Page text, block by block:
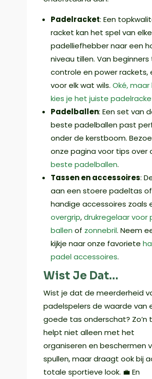
Padelracket: Een
racket kan het spel van elke
padelliefhebber naar een
niveau tillen. Van
controle en power rackets,
voor elk wat wils. Oké, maar
kies je het juiste
Padelballen: Een set van
beste padelballen past
onder de kerstboom.
onze pagina voor tips over
beste padelballen.
Tassen en accessoires:
aan een stoere padeltas of
handige accessoires zoals
overgrip,drukregelaar voor
ballen of zonnebril. Neem
kijkje naar onze favoriete
padel accessoires.
Wist Je Dat…
Wist je dat de meerderheid
padelspelers de waarde van
goede tas onderschat? Zo’n
helpt niet alleen met het
organiseren en beschermen
spullen, maar draagt ook bij
totale sportieve look. 💼 En